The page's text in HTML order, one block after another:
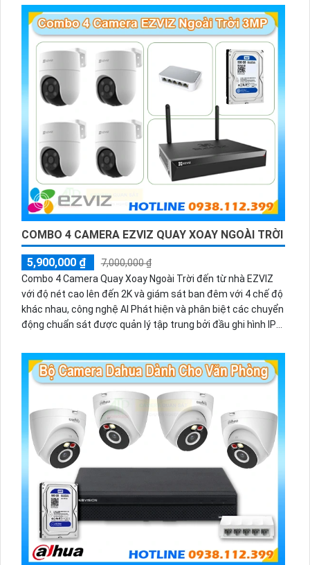
trời.
COMBO 4 CAMERA EZVIZ QUAY XOAY NGOÀI TRỜI
5,900,000 ₫
7,000,000 ₫
Combo 4 Camera Quay Xoay Ngoài Trời đến từ nhà EZVIZ
với độ nét cao lên đến 2K và giám sát ban đêm với 4 chế độ
khác nhau, công nghệ AI Phát hiện và phân biệt các chuyển
động chuẩn sát được quản lý tập trung bởi đầu ghi hình IP